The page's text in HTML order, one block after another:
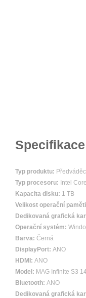
Specifikace
Typ produktu:
Typ procesoru: Intel
Kapacita disku: 1 TB
Velikost operační
Dedikovaná grafická
Operační systém:
Barva: Černá
DisplayPort: ANO
HDMI: ANO
Model: MAG Infinite S3
Bluetooth: ANO
Dedikovaná grafická